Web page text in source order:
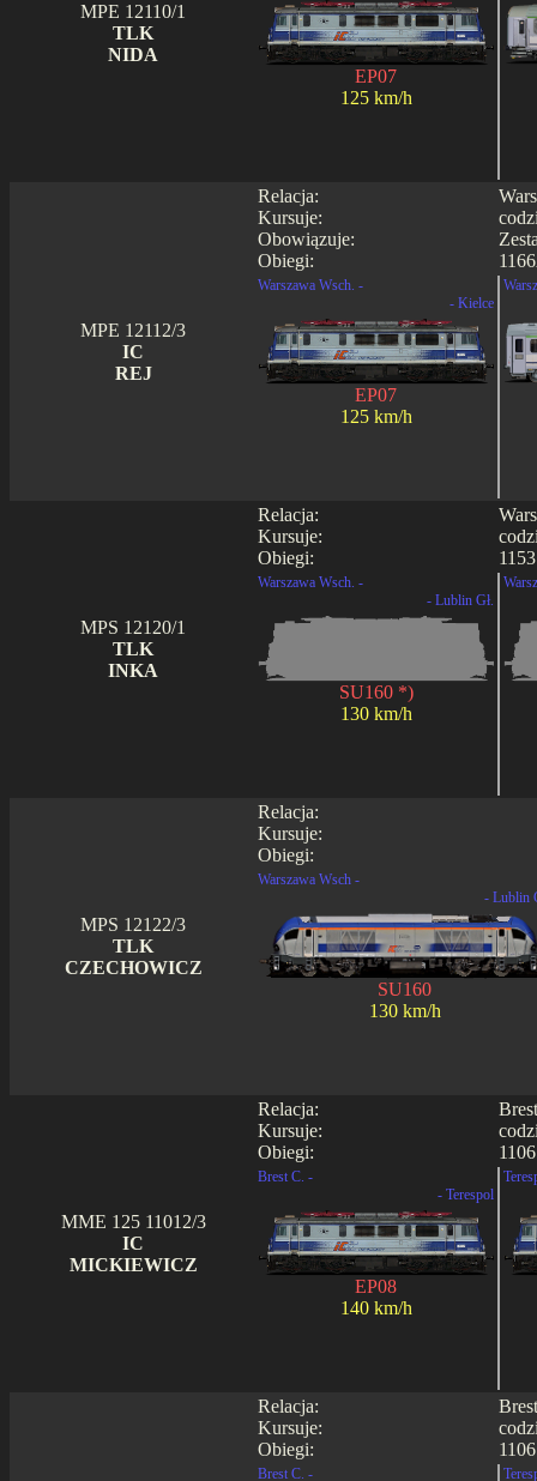
MPE 12110/1
TLK
NIDA
EP07
125 km/h
Relacja:
Kursuje:
Obowiązuje:
Obiegi:
MPE 12112/3
IC
REJ
Warszawa Wsch. -
- Kielce
EP07
125 km/h
Relacja:
Kursuje:
Obiegi:
MPS 12120/1
TLK
INKA
Warszawa Wsch. -
- Lublin Gł.
SU160 *)
130 km/h
Relacja:
Kursuje:
Obiegi:
MPS 12122/3
TLK
CZECHOWICZ
Warszawa Wsch -
- Lublin
SU160
130 km/h
Relacja:
Kursuje:
Obiegi:
MME 125 11012/3
IC
MICKIEWICZ
Brest C. -
- Terespol
EP08
140 km/h
Relacja:
Kursuje:
Obiegi:
Brest C. -